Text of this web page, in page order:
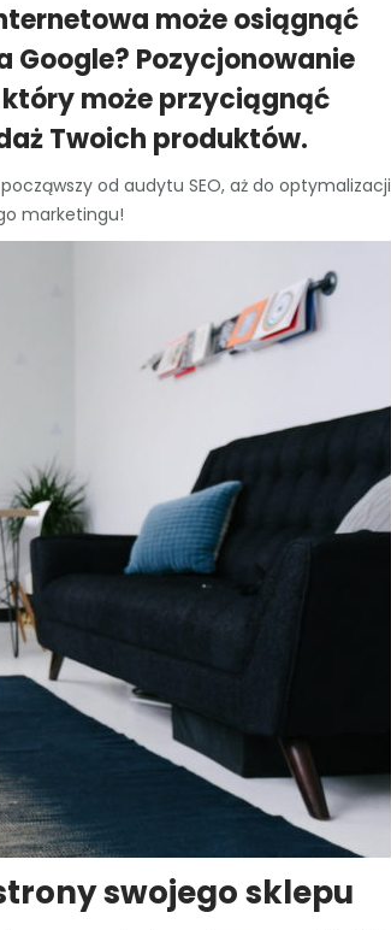
może osiągnąć
Pozycjonowanie
może przyciągnąć
Twoich produktów.
od audytu SEO, aż do optymalizacji
marketingu!
swojego sklepu